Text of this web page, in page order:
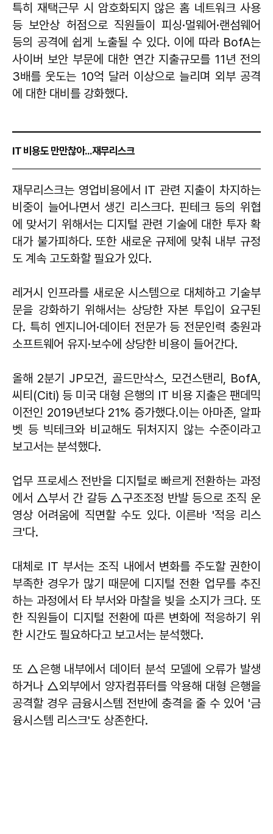
특히 재택근무 시 암호화되지 않은 홈 네트워크 사용
등 보안상 허점으로 직원들이 피싱·멀웨어·랜섬웨어
등의 공격에 쉽게 노출될 수 있다. 이에 따라 BofA는
사이버 보안 부문에 대한 연간 지출규모를 11년 전의
3배를 웃도는 10억 달러 이상으로 늘리며 외부 공격
에 대한 대비를 강화했다.
IT 비용도 만만찮아...재무리스크
재무리스크는 영업비용에서 IT 관련 지출이 차지하는
비중이 늘어나면서 생긴 리스크다. 핀테크 등의 위협
에 맞서기 위해서는 디지털 관련 기술에 대한 투자 확
대가 불가피하다. 또한 새로운 규제에 맞춰 내부 규정
도 계속 고도화할 필요가 있다.
레거시 인프라를 새로운 시스템으로 대체하고 기술부
문을 강화하기 위해서는 상당한 자본 투입이 요구된
다. 특히 엔지니어·데이터 전문가 등 전문인력 충원과
소프트웨어 유지·보수에 상당한 비용이 들어간다.
올해 2분기 JP모건, 골드만삭스, 모건스탠리, BofA,
씨티(Citi) 등 미국 대형 은행의 IT 비용 지출은 팬데믹
이전인 2019년보다 21% 증가했다.이는 아마존, 알파
벳 등 빅테크와 비교해도 뒤처지지 않는 수준이라고
보고서는 분석했다.
업무 프로세스 전반을 디지털로 빠르게 전환하는 과정
에서 △부서 간 갈등 △구조조정 반발 등으로 조직 운
영상 어려움에 직면할 수도 있다. 이른바 '적응 리스
크'다.
대체로 IT 부서는 조직 내에서 변화를 주도할 권한이
부족한 경우가 많기 때문에 디지털 전환 업무를 추진
하는 과정에서 타 부서와 마찰을 빚을 소지가 크다. 또
한 직원들이 디지털 전환에 따른 변화에 적응하기 위
한 시간도 필요하다고 보고서는 분석했다.
또 △은행 내부에서 데이터 분석 모델에 오류가 발생
하거나 △외부에서 양자컴퓨터를 악용해 대형 은행을
공격할 경우 금융시스템 전반에 충격을 줄 수 있어 '금
융시스템 리스크'도 상존한다.